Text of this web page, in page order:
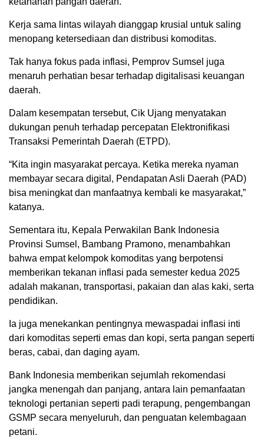
Kerja sama lintas wilayah dianggap krusial untuk saling
menopang ketersediaan dan distribusi komoditas.
Tak hanya fokus pada inflasi, Pemprov Sumsel juga
menaruh perhatian besar terhadap digitalisasi keuangan
daerah.
Dalam kesempatan tersebut, Cik Ujang menyatakan
dukungan penuh terhadap percepatan Elektronifikasi
Transaksi Pemerintah Daerah (ETPD).
“Kita ingin masyarakat percaya. Ketika mereka nyaman
membayar secara digital, Pendapatan Asli Daerah (PAD)
bisa meningkat dan manfaatnya kembali ke masyarakat,”
katanya.
Sementara itu, Kepala Perwakilan Bank Indonesia
Provinsi Sumsel, Bambang Pramono, menambahkan
bahwa empat kelompok komoditas yang berpotensi
memberikan tekanan inflasi pada semester kedua 2025
adalah makanan, transportasi, pakaian dan alas kaki, serta
pendidikan.
Ia juga menekankan pentingnya mewaspadai inflasi inti
dari komoditas seperti emas dan kopi, serta pangan seperti
beras, cabai, dan daging ayam.
Bank Indonesia memberikan sejumlah rekomendasi
jangka menengah dan panjang, antara lain pemanfaatan
teknologi pertanian seperti padi terapung, pengembangan
GSMP secara menyeluruh, dan penguatan kelembagaan
petani.